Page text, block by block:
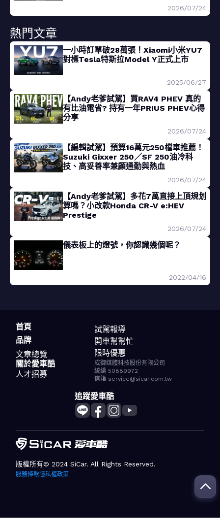
2026/07/24
熱門文章
一小時訂單破28萬張！Xiaomi小米YU7
對標Tesla特斯拉Model Y正式上市
2025/06/27
【Andy老爹試駕】買RAV4 PHEV 真的
有比油電省? 持有一年PRIUS PHEV心得
分享
2026/07/24
【編輯試駕】預算16萬元250檔車推薦！
Suzuki Gixxer 250／SF 250油冷科
技、高妥善率兼顧通勤與熱血
2026/07/24
【Andy老爹試駕】多花7萬直接上頂規划
算嗎？小改款Honda CR-V e:HEV
Prestige
2026/07/24
儀表板上的燈號，你認識幾個呢？
2022/04/16
首頁
品牌
文章總覽
試駕報導
開車幫幫忙
限時優惠
關於愛車酷
人才招募
成御媒體科技股份有限公司
統編 50889972
信箱 service@sicar.com.tw
追蹤愛車酷
版權所有© 2024 SiCar. All Rights Reserved.
服務條款隱私權政策